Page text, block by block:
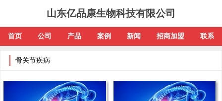
山东亿品康生物科技有限公司
首页 公司 产品 案例 新闻 招商加盟 联系
骨关节疾病